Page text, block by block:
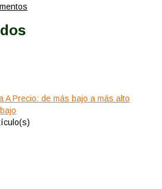
APrecio: de más bajo a más alto